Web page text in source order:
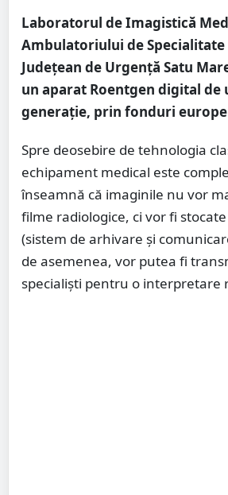
Laboratorul de Imagistică
Ambulatoriului de Specialitate
Județean de Urgență Satu
un aparat Roentgen digital de
generație, prin fonduri
Spre deosebire de tehnologia
echipament medical este
înseamnă că imaginile nu vor
filme radiologice, ci vor fi stocate
(sistem de arhivare și
de asemenea, vor putea fi
specialiști pentru o interpretare